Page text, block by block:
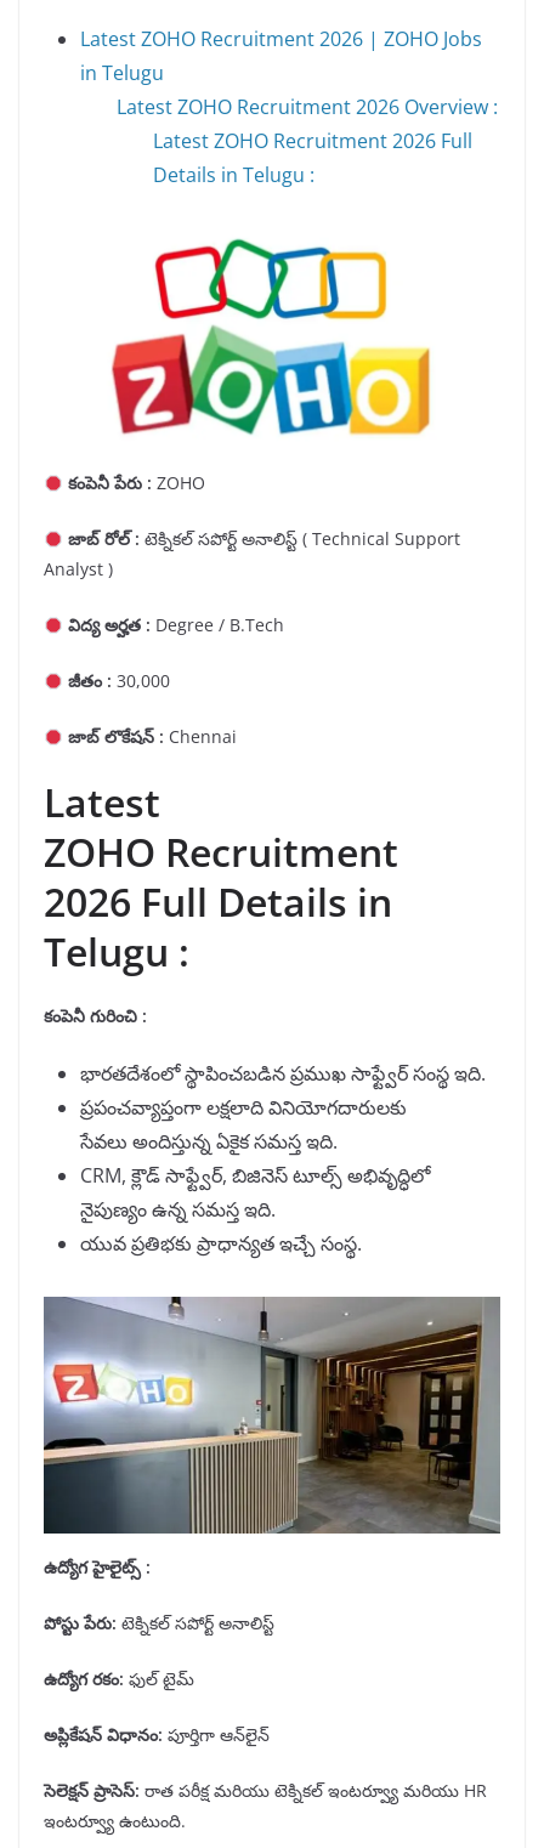
Latest ZOHO Recruitment 2026 | ZOHO Jobs
in Telugu
Latest ZOHO Recruitment 2026 Overview :
Latest ZOHO Recruitment 2026 Full
Details in Telugu :
కంపెనీ పేరు : ZOHO
జాబ్ రోల్ : టెక్నికల్ సపోర్ట్ అనాలిస్ట్ ( Technical Support
Analyst )
విద్య అర్హత : Degree / B.Tech
జీతం : 30,000
జాబ్ లొకేషన్ : Chennai
Latest
ZOHO Recruitment
2026 Full Details in
Telugu :
కంపెనీ గురించి :
భారతదేశంలో స్థాపించబడిన ప్రముఖ సాఫ్ట్వేర్ సంస్థ ఇది.
ప్రపంచవ్యాప్తంగా లక్షలాది వినియోగదారులకు
సేవలు అందిస్తున్న ఏకైక సమస్త ఇది.
CRM, క్లౌడ్ సాఫ్ట్వేర్, బిజినెస్ టూల్స్ అభివృద్ధిలో
నైపుణ్యం ఉన్న సమస్త ఇది.
యువ ప్రతిభకు ప్రాధాన్యత ఇచ్చే సంస్థ.
ఉద్యోగ హైలైట్స్ :
పోస్టు పేరు: టెక్నికల్ సపోర్ట్ అనాలిస్ట్
ఉద్యోగ రకం: ఫుల్ టైమ్
అప్లికేషన్ విధానం: పూర్తిగా ఆన్‌లైన్
సెలెక్షన్ ప్రాసెస్: రాత పరీక్ష మరియు టెక్నికల్ ఇంటర్వ్యూ మరియు HR
ఇంటర్వ్యూ ఉంటుంది.